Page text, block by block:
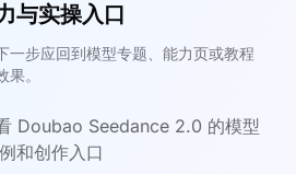
与实操入口
一步应回到模型专题、能力页或教程
。
Doubao Seedance 2.0 的模型
和创作入口